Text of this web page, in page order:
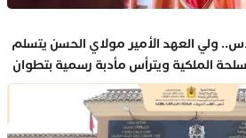
ولي العهد الأمير مولاي الحسن يتسلم
الملكية ويترأس مأدبة رسمية بتطوان